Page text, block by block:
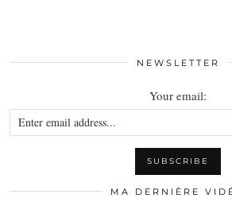
NEWSLETTER
Your email:
MA DERNIÈRE